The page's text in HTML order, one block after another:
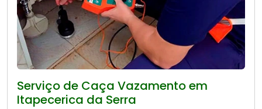
Serviço de Caça Vazamento em
Itapecerica da Serra